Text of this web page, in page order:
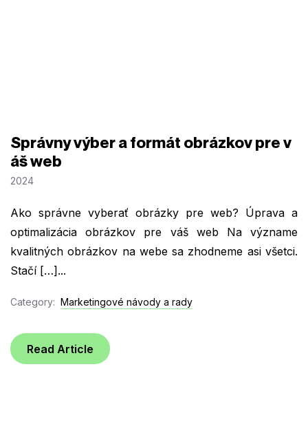
Správny výber a formát obrázkov pre v
áš web
2024
Ako správne vyberať obrázky pre web? Úprava a
optimalizácia obrázkov pre váš web Na význame
kvalitných obrázkov na webe sa zhodneme asi všetci.
Stačí […]...
Category: Marketingové návody a rady
Read Article